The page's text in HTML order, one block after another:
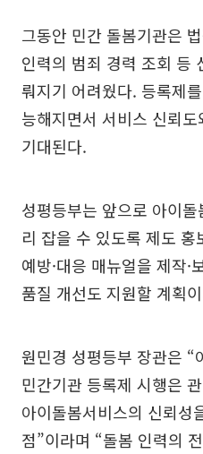
그동안 민간 돌봄기관은
인력의 범죄 경력 조회 등
뤄지기 어려웠다. 등록제
능해지면서 서비스 신뢰
기대된다.
성평등부는 앞으로 아이돌
리 잡을 수 있도록 제도
예방·대응 매뉴얼을 제작
품질 개선도 지원할 계획
원민경 성평등부 장관은 “
민간기관 등록제 시행은
아이돌봄서비스의 신뢰성
점”이라며 “돌봄 인력의